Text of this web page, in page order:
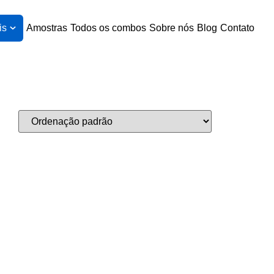
Amostras Todos os combos Sobre nós Blog Contato